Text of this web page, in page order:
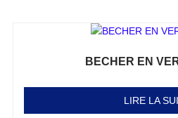
BECHER EN
LIRE LA